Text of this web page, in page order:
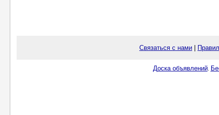
Связаться с нами
Доска объявлений.